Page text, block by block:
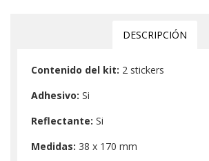
DESCRIPCIÓN
Contenido del kit: 2 stickers
Adhesivo: Si
Reflectante: Si
Medidas: 38 x 170 mm